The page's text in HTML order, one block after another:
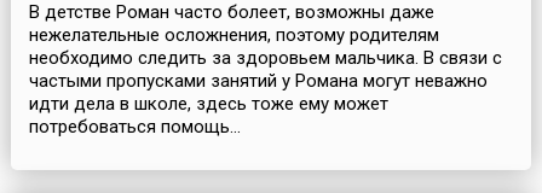
В детстве Роман часто болеет, возможны даже
нежелательные осложнения, поэтому родителям
необходимо следить за здоровьем мальчика. В связи с
частыми пропусками занятий у Романа могут неважно
идти дела в школе, здесь тоже ему может
потребоваться помощь...